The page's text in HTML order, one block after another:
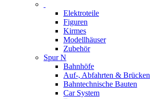
Elektroteile
Figuren
Kirmes
Modellhäuser
Zubehör
Spur N
Bahnhöfe
Auf-, Abfahrten & Brücken
Bahntechnische Bauten
Car System